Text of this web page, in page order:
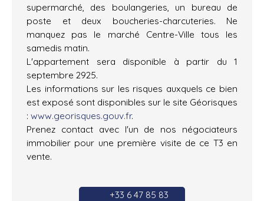
supermarché, des boulangeries, un bureau de
poste et deux boucheries-charcuteries. Ne
manquez pas le marché Centre-Ville tous les
samedis matin.
L'appartement sera disponible à partir du 1
septembre 2925.
Les informations sur les risques auxquels ce bien
est exposé sont disponibles sur le site Géorisques
: www.georisques.gouv.fr.
Prenez contact avec l'un de nos négociateurs
immobilier pour une première visite de ce T3 en
vente.
+33 6 47 85 83